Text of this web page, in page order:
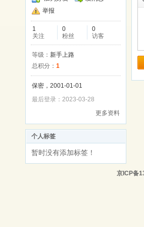
举报
1
关注
0
粉丝
0
访客
等级： 新手上路
总积分： 1
保密，2001-01-01
最后登录：2023-03-28
更多资料
个人标签
暂时没有添加标签！
京ICP备